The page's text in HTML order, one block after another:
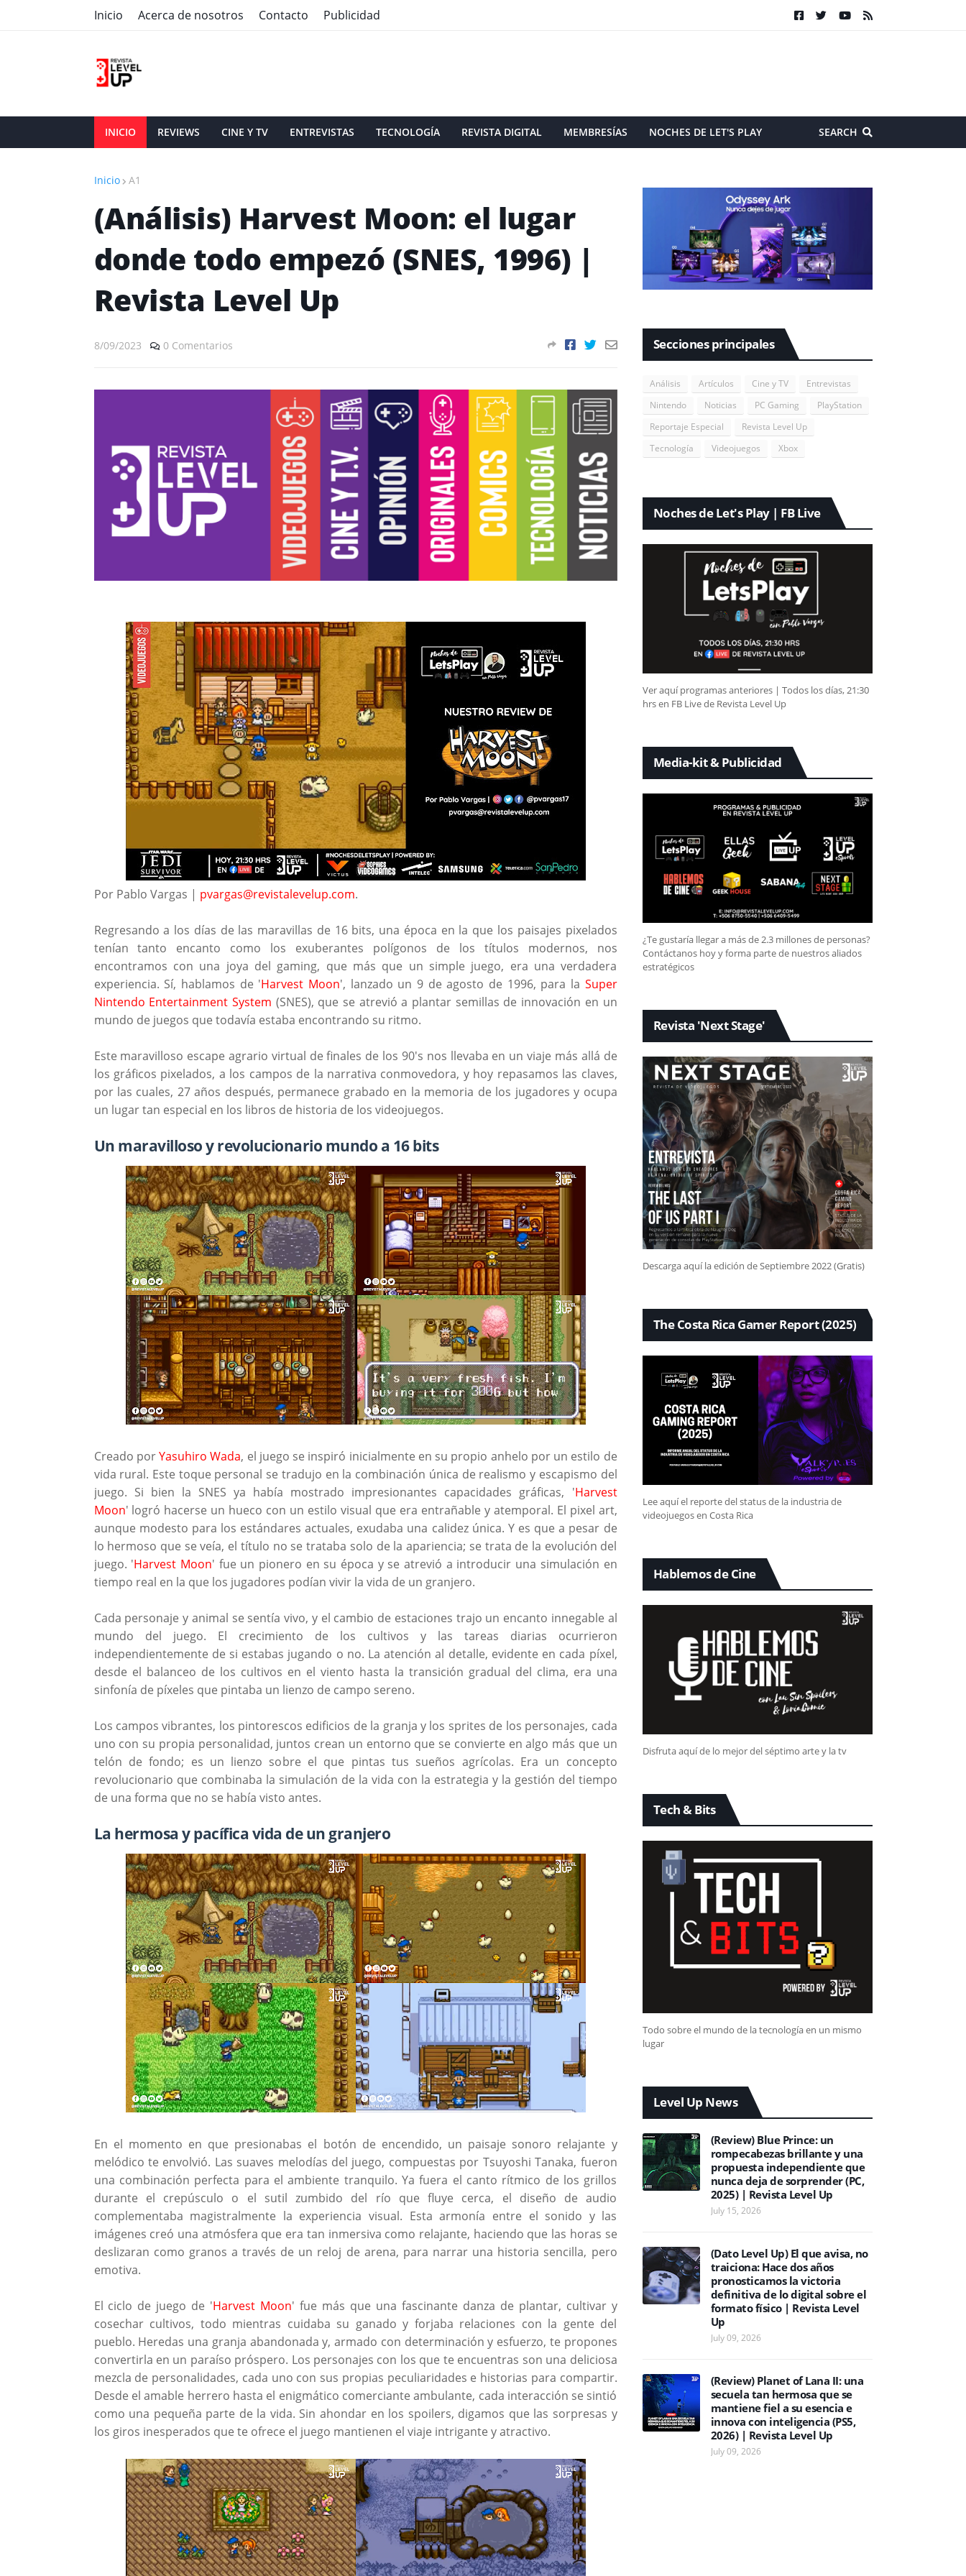
Inicio Acerca de nosotros Contacto Publicidad
INICIO REVIEWS CINE Y TV ENTREVISTAS TECNOLOGÍA REVISTA DIGITAL MEMBRESÍAS NOCHES DE LET'S PLAY SEARCH
Inicio A1
(Análisis) Harvest Moon: el lugar
donde todo empezó (SNES, 1996) |
Revista Level Up
8/09/2023 0 Comentarios
Por Pablo Vargas | pvargas@revistalevelup.com.
Regresando a los días de las maravillas de 16 bits, una época en la que los paisajes pixelados
tenían tanto encanto como los exuberantes polígonos de los títulos modernos, nos
encontramos con una joya del gaming, que más que un simple juego, era una verdadera
experiencia. Sí, hablamos de 'Harvest Moon', lanzado un 9 de agosto de 1996, para la Super
Nintendo Entertainment System (SNES), que se atrevió a plantar semillas de innovación en un
mundo de juegos que todavía estaba encontrando su ritmo.
Este maravilloso escape agrario virtual de finales de los 90's nos llevaba en un viaje más allá de
los gráficos pixelados, a los campos de la narrativa conmovedora, y hoy repasamos las claves,
por las cuales, 27 años después, permanece grabado en la memoria de los jugadores y ocupa
un lugar tan especial en los libros de historia de los videojuegos.
Un maravilloso y revolucionario mundo a 16 bits
Creado porYasuhiro Wada, el juego se inspiró inicialmente en su propio anhelo por un estilo de
vida rural. Este toque personal se tradujo en la combinación única de realismo y escapismo del
juego. Si bien la SNES ya había mostrado impresionantes capacidades gráficas, 'Harvest
Moon' logró hacerse un hueco con un estilo visual que era entrañable y atemporal. El pixel art,
aunque modesto para los estándares actuales, exudaba una calidez única. Y es que a pesar de
lo hermoso que se veía, el título no se trataba solo de la apariencia; se trata de la evolución del
juego. 'Harvest Moon' fue un pionero en su época y se atrevió a introducir una simulación en
tiempo real en la que los jugadores podían vivir la vida de un granjero.
Cada personaje y animal se sentía vivo, y el cambio de estaciones trajo un encanto innegable al
mundo del juego. El crecimiento de los cultivos y las tareas diarias ocurrieron
independientemente de si estabas jugando o no. La atención al detalle, evidente en cada píxel,
desde el balanceo de los cultivos en el viento hasta la transición gradual del clima, era una
sinfonía de píxeles que pintaba un lienzo de campo sereno.
Los campos vibrantes, los pintorescos edificios de la granja y los sprites de los personajes, cada
uno con su propia personalidad, juntos crean un entorno que se convierte en algo más que un
telón de fondo; es un lienzo sobre el que pintas tus sueños agrícolas. Era un concepto
revolucionario que combinaba la simulación de la vida con la estrategia y la gestión del tiempo
de una forma que no se había visto antes.
La hermosa y pacífica vida de un granjero
En el momento en que presionabas el botón de encendido, un paisaje sonoro relajante y
melódico te envolvió. Las suaves melodías del juego, compuestas por Tsuyoshi Tanaka, fueron
una combinación perfecta para el ambiente tranquilo. Ya fuera el canto rítmico de los grillos
durante el crepúsculo o el sutil zumbido del río que fluye cerca, el diseño de audio
complementaba magistralmente la experiencia visual. Esta armonía entre el sonido y las
imágenes creó una atmósfera que era tan inmersiva como relajante, haciendo que las horas se
deslizaran como granos a través de un reloj de arena, para narrar una historia sencilla, pero
emotiva.
El ciclo de juego de 'Harvest Moon' fue más que una fascinante danza de plantar, cultivar y
cosechar cultivos, todo mientras cuidaba su ganado y forjaba relaciones con la gente del
pueblo. Heredas una granja abandonada y, armado con determinación y esfuerzo, te propones
convertirla en un paraíso próspero. Los personajes con los que te encuentras son una deliciosa
mezcla de personalidades, cada uno con sus propias peculiaridades e historias para compartir.
Desde el amable herrero hasta el enigmático comerciante ambulante, cada interacción se sintió
como una pequeña parte de la vida. Sin ahondar en los spoilers, digamos que las sorpresas y
los giros inesperados que te ofrece el juego mantienen el viaje intrigante y atractivo.
Secciones principales
Análisis Artículos Cine y TV
Entrevistas
Nintendo
Noticias PC Gaming
PlayStation
Reportaje Especial
Revista Level Up
Tecnología
Videojuegos Xbox
Noches de Let's Play | FB Live
Ver aquí programas anteriores | Todos los días, 21:30
hrs en FB Live de Revista Level Up
Media-kit & Publicidad
¿Te gustaría llegar a más de 2.3 millones de personas?
Contáctanos hoy y forma parte de nuestros aliados
estratégicos
Revista 'Next Stage'
Descarga aquí la edición de Septiembre 2022 (Gratis)
The Costa Rica Gamer Report (2025)
Lee aquí el reporte del status de la industria de
videojuegos en Costa Rica
Hablemos de Cine
Disfruta aquí de lo mejor del séptimo arte y la tv
Tech & Bits
Todo sobre el mundo de la tecnología en un mismo
lugar
Level Up News
(Review) Blue Prince: un
rompecabezas brillante y una
propuesta independiente que
nunca deja de sorprender (PC,
2025) | Revista Level Up
July 15, 2026
(Dato Level Up) El que avisa, no
traiciona: Hace dos años
pronosticamos la victoria
definitiva de lo digital sobre el
formato físico | Revista Level
Up
July 09, 2026
(Review) Planet of Lana II: una
secuela tan hermosa que se
mantiene fiel a su esencia e
innova con inteligencia (PS5,
2026) | Revista Level Up
July 09, 2026